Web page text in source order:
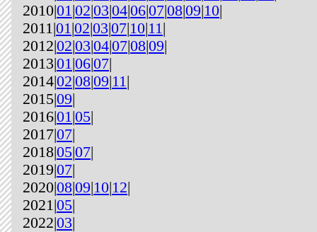
2010|01|02|03|04|06|07|08|09|10|
2011|01|02|03|07|10|11|
2012|02|03|04|07|08|09|
2013|01|06|07|
2014|02|08|09|11|
2015|09|
2016|01|05|
2017|07|
2018|05|07|
2019|07|
2020|08|09|10|12|
2021|05|
2022|03|